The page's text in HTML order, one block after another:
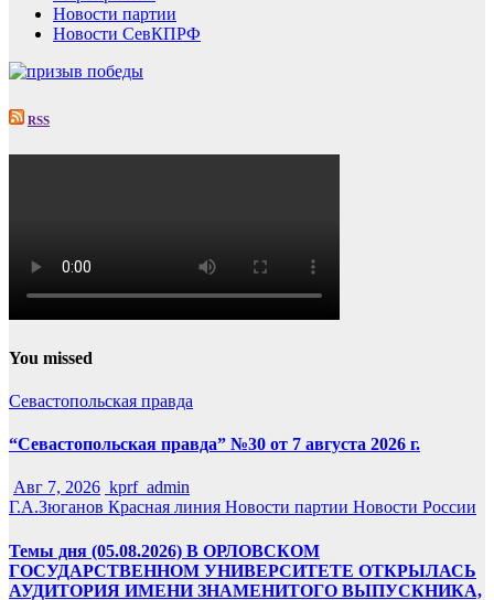
Новости партии
Новости СевКПРФ
RSS
You missed
Севастопольская правда
“Севастопольская правда” №30 от 7 августа 2026 г.
Авг 7, 2026 kprf_admin
Г.А.Зюганов Красная линия Новости партии Новости России
Темы дня (05.08.2026) В ОРЛОВСКОМ
ГОСУДАРСТВЕННОМ УНИВЕРСИТЕТЕ ОТКРЫЛАСЬ
АУДИТОРИЯ ИМЕНИ ЗНАМЕНИТОГО ВЫПУСКНИКА,